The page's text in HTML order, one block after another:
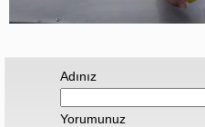
Adınız
Yorumunuz